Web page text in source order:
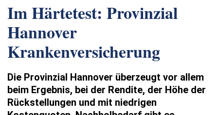
Im Härtetest: Provinzial
Hannover
Krankenversicherung
Die Provinzial Hannover überzeugt vor allem
beim Ergebnis, bei der Rendite, der Höhe der
Rückstellungen und mit niedrigen